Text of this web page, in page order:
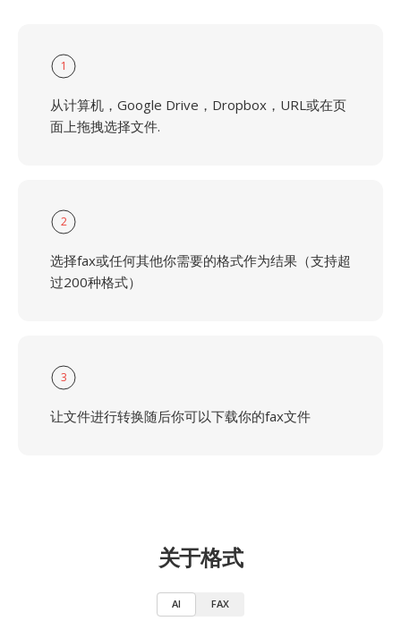
1
从计算机，Google Drive，Dropbox，URL或在页
面上拖拽选择文件.
2
选择fax或任何其他你需要的格式作为结果（支持超
过200种格式）
3
让文件进行转换随后你可以下载你的fax文件
关于格式
AI FAX